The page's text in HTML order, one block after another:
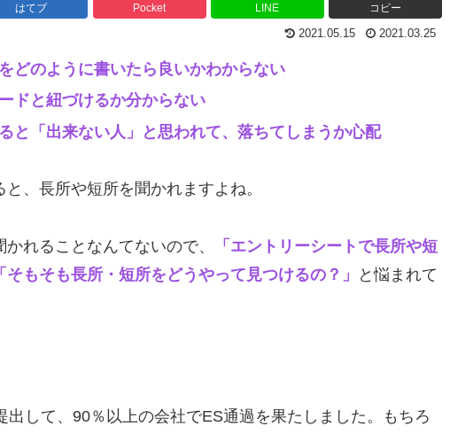
はてブ Pocket LINE コピー
2021.05.15 2021.03.25
どのように書いたら良いかわからない
ドと紐づけるか分からない
と「出来ない人」と思われて、落ちてしまうか心配
、長所や短所を聞かれますよね。
れることなんてないので、
「エントリーシートで長所や短
「そもそも長所・短所をどうやって見つけるの？」
と悩まれて
して、90％以上の会社でES通過を果たしました。もちろ